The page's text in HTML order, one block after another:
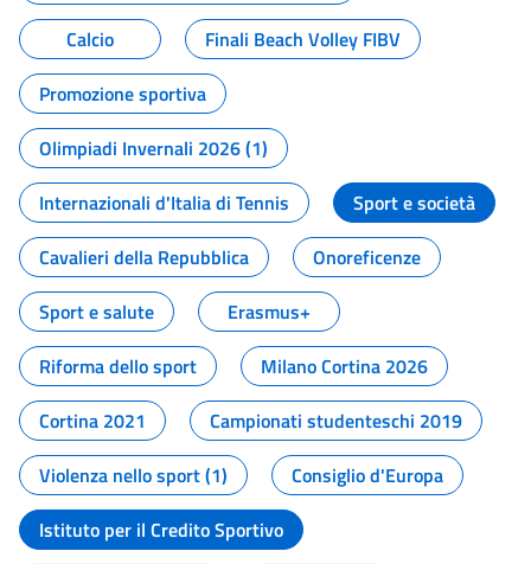
Calcio
Finali Beach Volley FIBV
Promozione sportiva
Olimpiadi Invernali 2026 (1)
Internazionali d'Italia di Tennis
Sport e società
Cavalieri della Repubblica
Onoreficenze
Sport e salute
Erasmus+
Riforma dello sport
Milano Cortina 2026
Cortina 2021
Campionati studenteschi 2019
Violenza nello sport (1)
Consiglio d'Europa
Istituto per il Credito Sportivo